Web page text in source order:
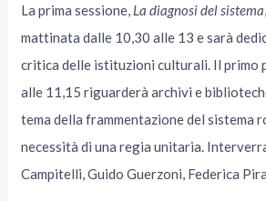
La prima sessione, La diagnosi del sistema
mattinata dalle 10,30 alle 13 e sarà
critica delle istituzioni culturali. Il primo
alle 11,15 riguarderà archivi e
tema della frammentazione del sistema
necessità di una regia unitaria.
Campitelli, Guido Guerzoni, Federica